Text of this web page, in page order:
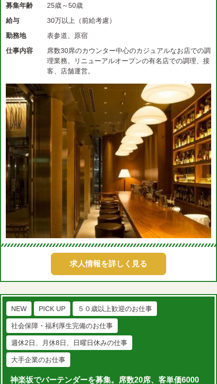
募集年齢
25歳～50歳
給与
30万以上（前給考慮）
勤務地
表参道、原宿
仕事内容
席数30席のカウンター中心のカジュアルなお店での調
理業務。リニューアルオープンの有名店での調理、接
客、店舗運営。
求人情報を詳しく見る
NEW PICK UP ５０歳以上歓迎のお仕事
社会保障・福利厚生完備のお仕事
週休2日、月休8日、日曜日休みの仕事
大手企業のお仕事
神楽坂でバーテンダーを募集。席数20席、客単価6000